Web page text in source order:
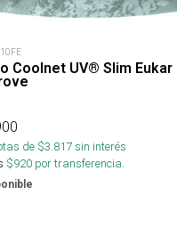
Coolnet UV® Slim Eukar
de $3.817sin interés
$920 por transferencia.